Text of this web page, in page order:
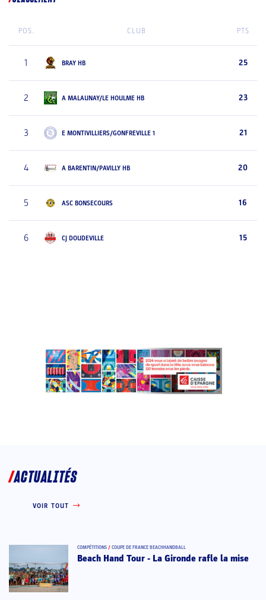
POS. CLUB PTS
1 BRAY HB 25
2 A MALAUNAY/LE HOULME HB 23
3 E MONTIVILLIERS/GONFREVILLE 1 21
4 A BARENTIN/PAVILLY HB 20
5 ASC BONSECOURS 16
6 CJ DOUDEVILLE 15
ACTUALITÉS
VOIR TOUT
COMPÉTITIONS / COUPE DE FRANCE BEACHHANDBALL
Beach Hand Tour - La Gironde rafle la mise